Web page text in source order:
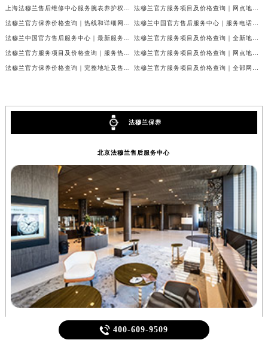
上海法穆兰售后维修中心服务腕表养护权威公示（2026年7月最新） 法穆兰官方服务项目及价格查询｜网点地址与24小时客服热线权威信息通告（2026年7月最新）
法穆兰官方保养价格查询｜热线和详细网点地址权威信息公告（2026年7月最新） 法穆兰中国官方售后服务中心｜服务电话及全部网点地址权威信息公告（2026年7月最新）
法穆兰中国官方售后服务中心｜最新服务电话及地址权威信息声明（2026年7月最新） 法穆兰官方服务项目及价格查询｜全新地址及24小时服务电话权威信息通告（2026年7月最新）
法穆兰官方服务项目及价格查询｜服务热线及全部维修地址权威信息通知（2026年7月最新） 法穆兰官方服务项目及价格查询｜网点地址与24小时服务电话权威信息通知（2026年7月最新）
法穆兰官方保养价格查询｜完整地址及售后热线权威信息公告（2026年7月最新） 法穆兰官方服务项目及价格查询｜全部网点地址与客服热线权威信息通告（2026年7月最新）
法穆兰保养
北京法穆兰售后服务中心
北京王府井法穆兰售后服务中心位于北京市东城区东长安街1号东方广场写字楼W3座
6层602室（需提前预约），是法穆兰维修保养服务网点,中心技师均接受标准培训....
 400-609-9509